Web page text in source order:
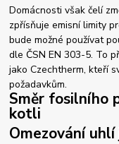
Domácnosti však čelí
zpřísňuje emisní limity
bude možné používat
dle ČSN EN 303-5. To
jako Czechtherm, kteří
požadavkům.
Směr fosilního
kotli
Omezování